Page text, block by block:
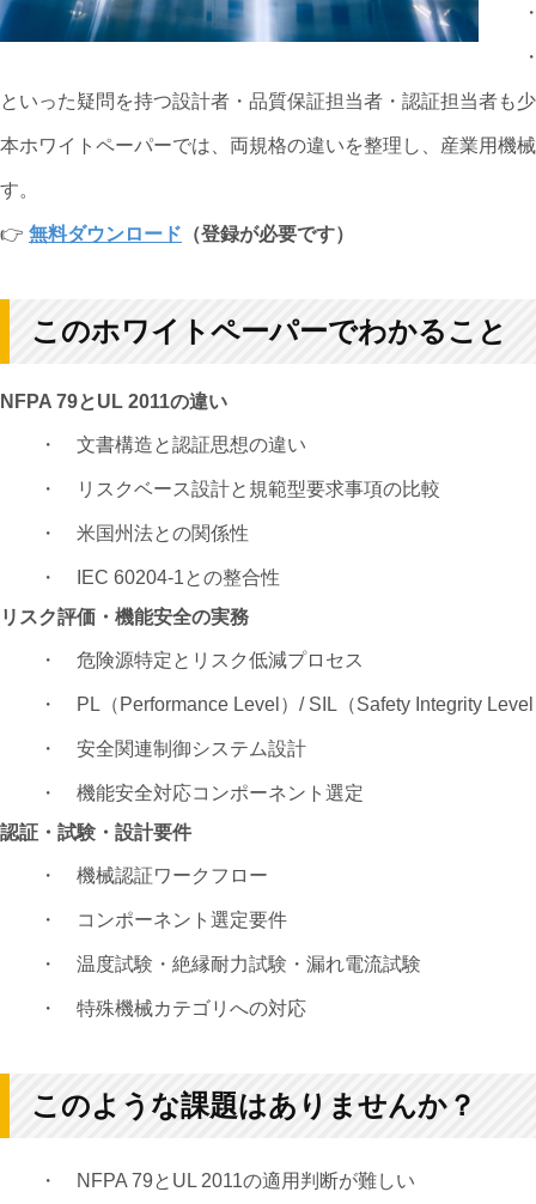
といった疑問を持つ設計者・品質保証担当者・認証担当者も
本ホワイトペーパーでは、両規格の違いを整理し、産業用機
す。
👉 無料ダウンロード （登録が必要です）
このホワイトペーパーでわかること
NFPA 79とUL 2011の違い
・ 文書構造と認証思想の違い
・ リスクベース設計と規範型要求事項の比較
・ 米国州法との関係性
・ IEC 60204-1との整合性
リスク評価・機能安全の実務
・ 危険源特定とリスク低減プロセス
・ PL（Performance Level）/ SIL（Safety Integrity Level
・ 安全関連制御システム設計
・ 機能安全対応コンポーネント選定
認証・試験・設計要件
・ 機械認証ワークフロー
・ コンポーネント選定要件
・ 温度試験・絶縁耐力試験・漏れ電流試験
・ 特殊機械カテゴリへの対応
このような課題はありませんか？
・ NFPA 79とUL 2011の適用判断が難しい